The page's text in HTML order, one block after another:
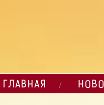
ГЛАВНАЯ